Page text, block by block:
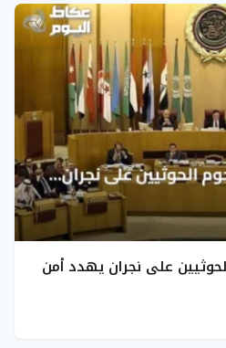
على نجران يهدد أمن